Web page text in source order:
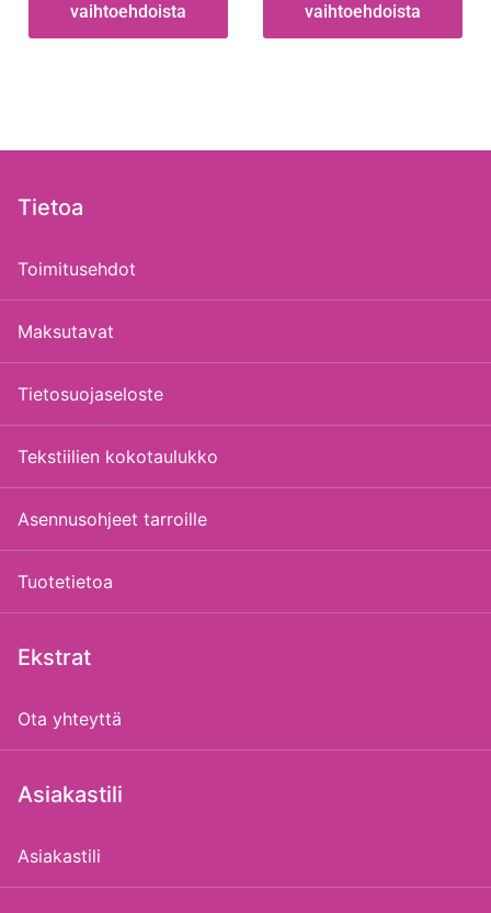
vaihtoehdoista
vaihtoehdoista
Tietoa
Toimitusehdot
Maksutavat
Tietosuojaseloste
Tekstiilien kokotaulukko
Asennusohjeet tarroille
Tuotetietoa
Ekstrat
Ota yhteyttä
Asiakastili
Asiakastili